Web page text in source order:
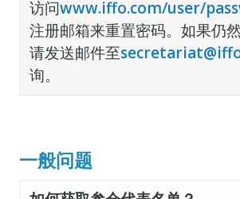
访问www.iffo.com/user/
注册邮箱来重置密码。如果仍
请发送邮件至
询。
一般问题